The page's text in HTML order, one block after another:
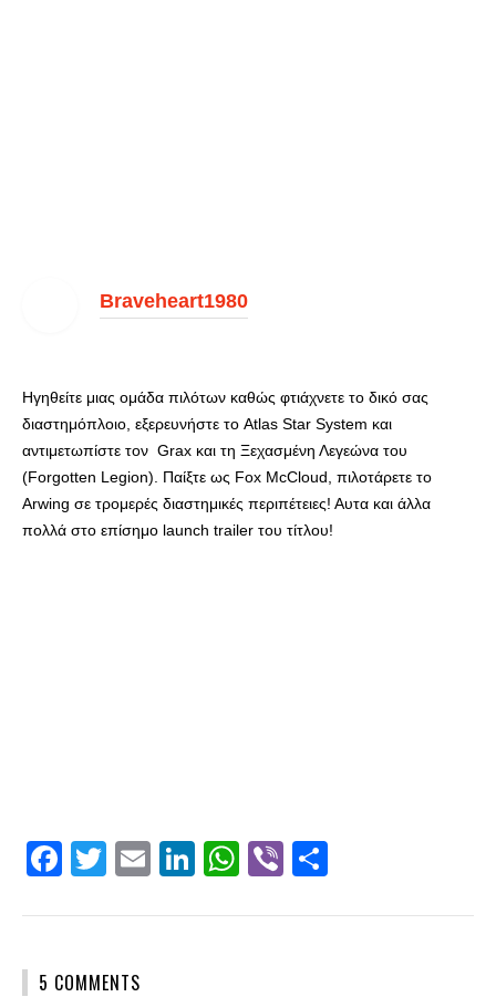
Braveheart1980
Ηγηθείτε μιας ομάδα πιλότων καθώς φτιάχνετε το δικό σας
διαστημόπλοιο, εξερευνήστε το Atlas Star System και
αντιμετωπίστε τον Grax και τη Ξεχασμένη Λεγεώνα του
(Forgotten Legion). Παίξτε ως Fox McCloud, πιλοτάρετε το
Arwing σε τρομερές διαστημικές περιπέτειες! Αυτα και άλλα
πολλά στο επίσημο launch trailer του τίτλου!
Facebook
Twitter
EmailLinkedIn
WhatsApp
Viber
5 COMMENTS